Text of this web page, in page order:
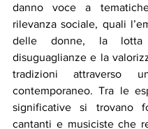
danno voce a
rilevanza sociale, quali
delle donne, la
disuguaglianze e la
tradizioni attraverso
contemporaneo. Tra le
significative si trovano
cantanti e musiciste che